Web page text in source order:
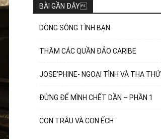
BÀI GẦN ĐÂY
DÒNG SÔNG TÌNH BẠN
THĂM CÁC QUẦN ĐẢO CARIBE
JOSE’PHINE- NGOẠI TÌNH VÀ THA THỨ
ĐỪNG ĐỂ MÌNH CHẾT DẦN – PHẦN 1
CON TRÂU VÀ CON ẾCH